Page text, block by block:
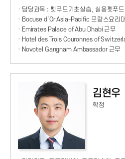
· 담당과목 : 펫푸드기초실습, 실용펫푸드
· Bocuse d’Or Asia-Pacific 프랑스요리
· Emirates Palace of Abu Dhabi 근무
· Hotel des Trois Couronnes of
· Novotel Gangnam Ambassador 근무
김현우
학점